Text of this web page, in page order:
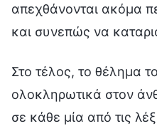
απεχθάνονται ακόμα
και συνεπώς να
Στο τέλος, το θέλημα
ολοκληρωτικά στον
σε κάθε μία από τις